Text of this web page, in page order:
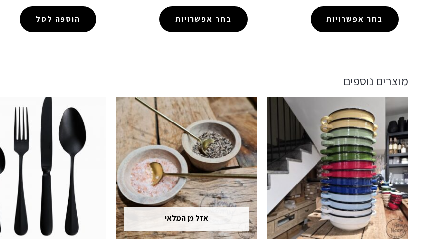
בחר אפשרויות בחר אפשרויות הוספה לסל
מוצרים נוספים
אזל מן המלאי